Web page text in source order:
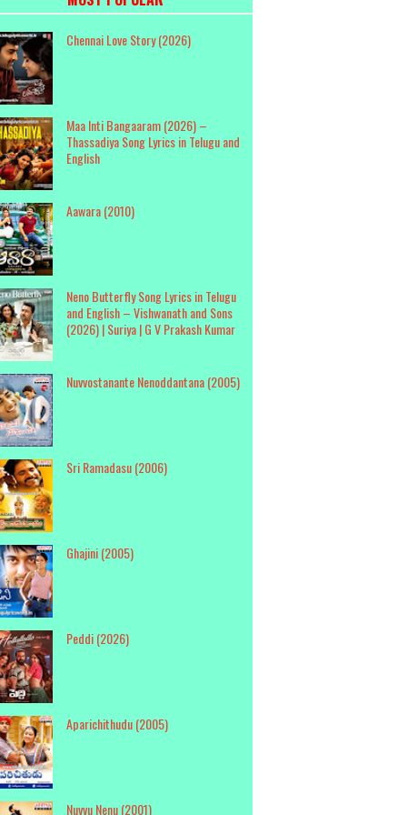
Chennai Love Story (2026)
Maa Inti Bangaaram (2026) –
Thassadiya Song Lyrics in Telugu and
English
Aawara (2010)
Neno Butterfly Song Lyrics in Telugu
and English – Vishwanath and Sons
(2026) | Suriya | G V Prakash Kumar
Nuvvostanante Nenoddantana (2005)
Sri Ramadasu (2006)
Ghajini (2005)
Peddi (2026)
Aparichithudu (2005)
Nuvvu Nenu (2001)